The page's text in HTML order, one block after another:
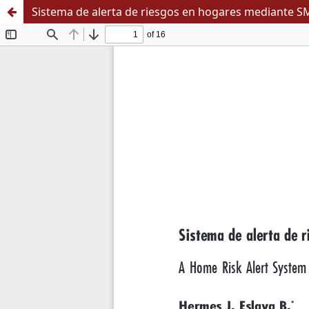
Sistema de alerta de riesgos en hogares mediante